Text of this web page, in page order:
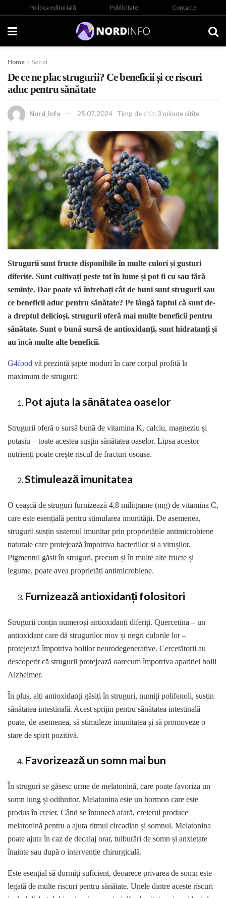
Politica editorială Publicitate Contacte
Home Social
De ce ne plac strugurii? Ce beneficii și ce riscuri
aduc pentru sănătate
Nord_Info 25.07.2024 Timp de citit: 3 minute citite
Strugurii sunt fructe disponibile în multe culori și gusturi
diferite. Sunt cultivați peste tot în lume și pot fi cu sau fără
semințe. Dar poate vă întrebați cât de buni sunt strugurii sau
ce beneficii aduc pentru sănătate? Pe lângă faptul că sunt de-
a dreptul delicioși, strugurii oferă mai multe beneficii pentru
sănătate. Sunt o bună sursă de antioxidanți, sunt hidratanți și
au încă multe alte beneficii.
G4food vă prezintă șapte moduri în care corpul profită la
maximum de struguri:
Pot ajuta la sănătatea oaselor
Strugurii oferă o sursă bună de vitamina K, calciu, magneziu și
potasiu – toate acestea susțin sănătatea oaselor. Lipsa acestor
nutrienți poate crește riscul de fracturi osoase.
Stimulează imunitatea
O ceașcă de struguri furnizează 4,8 miligrame (mg) de vitamina C,
care este esențială pentru stimularea imunității. De asemenea,
strugurii susțin sistemul imunitar prin proprietățile antimicrobiene
naturale care protejează împotriva bacteriilor și a virușilor.
Pigmentul găsit în struguri, precum și în multe alte fructe și
legume, poate avea proprietăți antimicrobiene.
Furnizează antioxidanți folositori
Strugurii conțin numeroși antioxidanți diferiți. Quercetina – un
antioxidant care dă strugurilor mov și negri culorile lor –
protejează împotriva bolilor neurodegenerative. Cercetătorii au
descoperit că strugurii protejează oarecum împotriva apariției bolii
Alzheimer.
În plus, alți antioxidanți găsiți în struguri, numiți polifenoli, susțin
sănătatea intestinală. Acest sprijin pentru sănătatea intestinală
poate, de asemenea, să stimuleze imunitatea și să promoveze o
stare de spirit pozitivă.
Favorizează un somn mai bun
În struguri se găsesc urme de melatonină, care poate favoriza un
somn lung și odihnitor. Melatonina este un hormon care este
produs în creier. Când se întunecă afară, creierul produce
melatonină pentru a ajuta ritmul circadian și somnul. Melatonina
poate ajuta în caz de decalaj orar, tulburări de somn și anxietate
înainte sau după o intervenție chirurgicală.
Este esențial să dormiți suficient, deoarece privarea de somn este
legată de multe riscuri pentru sănătate. Unele dintre aceste riscuri